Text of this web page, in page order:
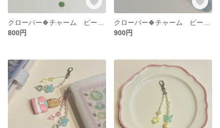
800円
900円